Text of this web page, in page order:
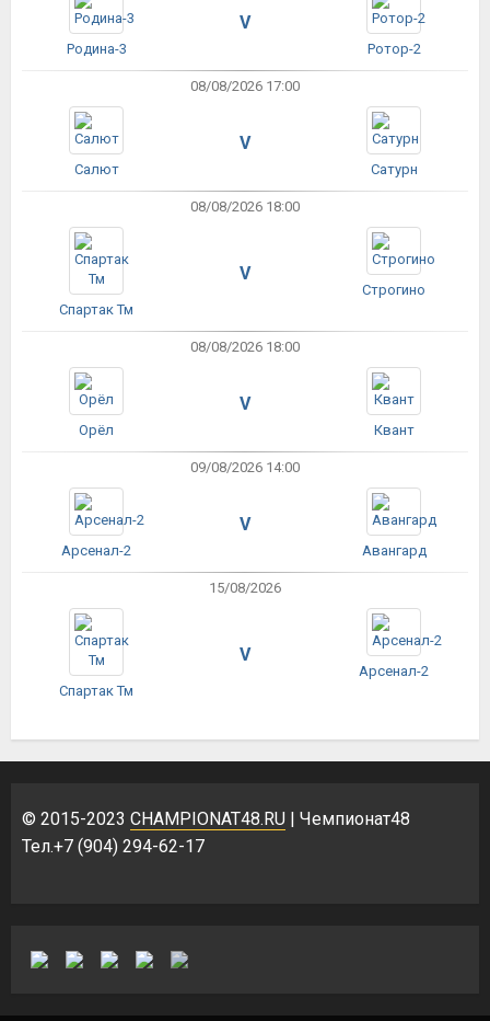
Родина-3
V
Ротор-2
08/08/2026 17:00
Салют
V
Сатурн
08/08/2026 18:00
Спартак Тм
V
Строгино
08/08/2026 18:00
Орёл
V
Квант
09/08/2026 14:00
Арсенал-2
V
Авангард
15/08/2026
Спартак Тм
V
Арсенал-2
© 2015-2023 CHAMPIONAT48.RU | Чемпионат48
Тел.+7 (904) 294-62-17